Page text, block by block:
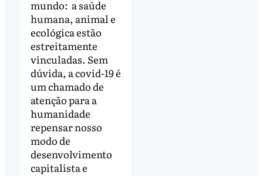
mundo: a saúde
humana, animal e
ecológica estão
estreitamente
vinculadas. Sem
dúvida, a covid-19 é
um chamado de
atenção para a
humanidade
repensar nosso
modo de
desenvolvimento
capitalista e